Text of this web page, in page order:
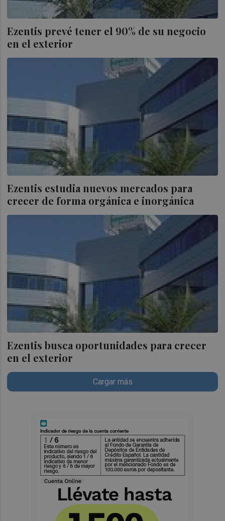
Ezentis prevé tener el 90% de su negocio
en el exterior
Ezentis estudia nuevos mercados para
crecer de forma orgánica e inorgánica
Ezentis busca oportunidades para crecer
en el exterior
Cargar más